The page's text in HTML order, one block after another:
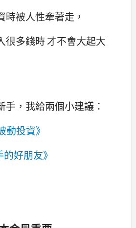
時被人性牽著走，
很多錢時 才不會大起大
手，我給兩個小建議：
動投資》
的好朋友》